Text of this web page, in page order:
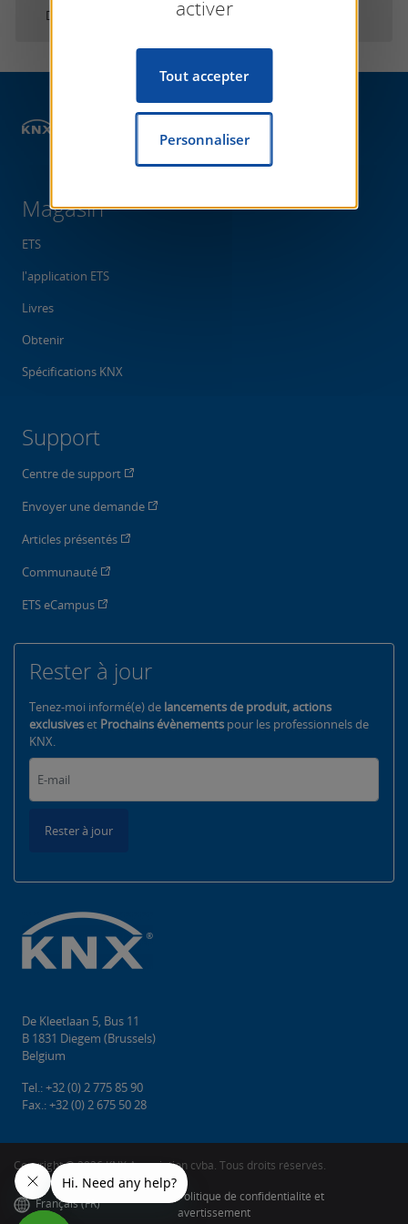
De HMS Industrial Networks SLU
Magasin
ETS
l'application ETS
Livres
Obtenir
Spécifications KNX
Support
Centre de support
Envoyer une demande
Articles présentés
Communauté
ETS eCampus
Rester à jour
Tenez-moi informé(e) de lancements de produit, actions
exclusiveset Prochains évènements pour les professionnels de
KNX.
Rester à jour
De Kleetlaan 5, Bus 11
B 1831 Diegem (Brussels)
Belgium
Tel.: +32 (0) 2 775 85 90
Fax.: +32 (0) 2 675 50 28
Copyright © 2026 KNX Association cvba. Tous droits réservés.
Français (FR)
Politique de confidentialité et
avertissement
activer
Tout accepter
Personnaliser